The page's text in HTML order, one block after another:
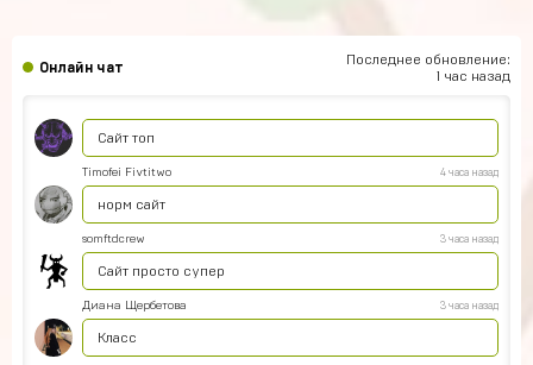
Онлайн чат
Последнее обновление:
1 час назад
Збс, не обман👌
Сайт топ
Timofei Fivtitwo 4 часа назад
норм сайт
somftdcrew 3 часа назад
Сайт просто супер
Диана Щербетова 3 часа назад
Класс